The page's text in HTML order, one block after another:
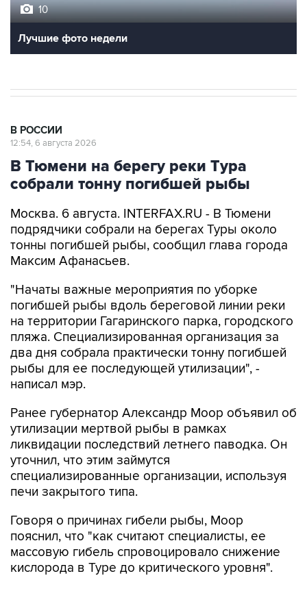
10
Лучшие фото недели
В РОССИИ
12:54, 6 августа 2026
В Тюмени на берегу реки Тура
собрали тонну погибшей рыбы
Москва. 6 августа. INTERFAX.RU - В Тюмени
подрядчики собрали на берегах Туры около
тонны погибшей рыбы, сообщил глава города
Максим Афанасьев.
"Начаты важные мероприятия по уборке
погибшей рыбы вдоль береговой линии реки
на территории Гагаринского парка, городского
пляжа. Специализированная организация за
два дня собрала практически тонну погибшей
рыбы для ее последующей утилизации", -
написал мэр.
Ранее губернатор Александр Моор объявил об
утилизации мертвой рыбы в рамках
ликвидации последствий летнего паводка. Он
уточнил, что этим займутся
специализированные организации, используя
печи закрытого типа.
Говоря о причинах гибели рыбы, Моор
пояснил, что "как считают специалисты, ее
массовую гибель спровоцировало снижение
кислорода в Туре до критического уровня".